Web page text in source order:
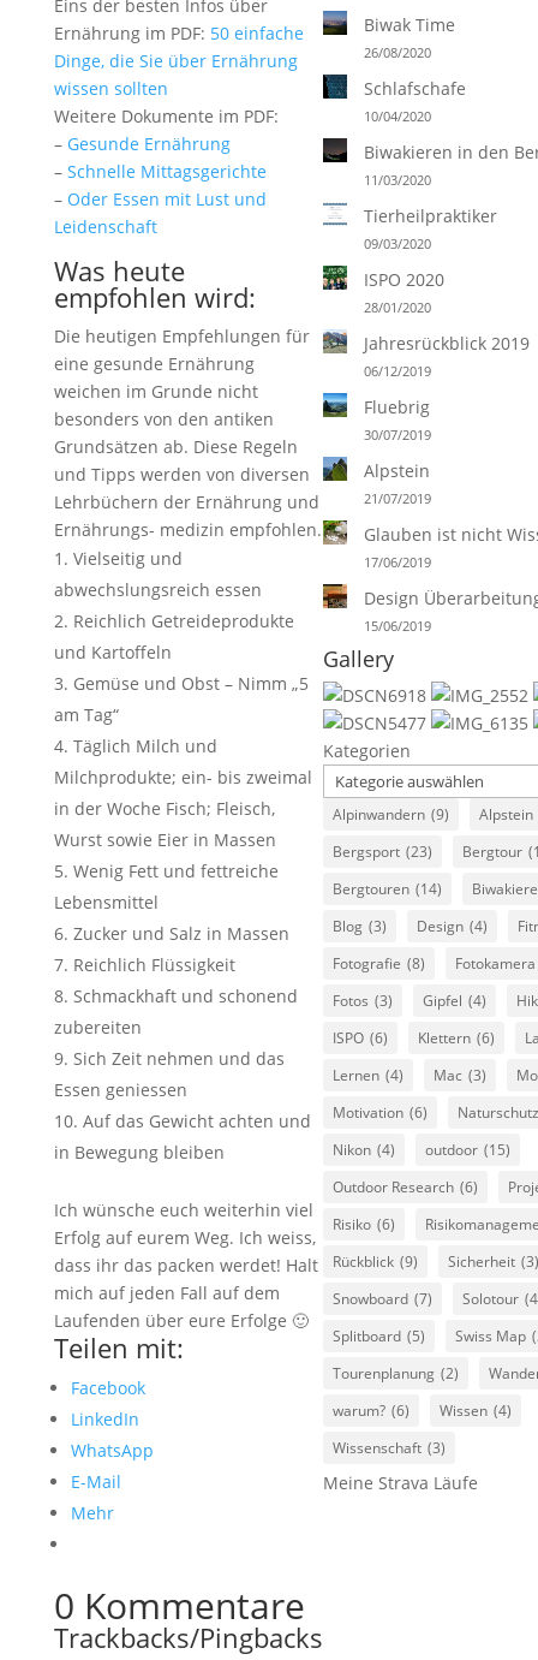
Eins der besten Infos über
Ernährung im PDF: 50 einfache
Dinge, die Sie über Ernährung
wissen sollten
Weitere Dokumente im PDF:
– Gesunde Ernährung
– Schnelle Mittagsgerichte
– Oder Essen mit Lust und
Leidenschaft
Was heute
empfohlen wird:
Die heutigen Empfehlungen für
eine gesunde Ernährung
weichen im Grunde nicht
besonders von den antiken
Grundsätzen ab. Diese Regeln
und Tipps werden von diversen
Lehrbüchern der Ernährung und
Ernährungs- medizin empfohlen.
Vielseitig und
abwechslungsreich essen
Reichlich Getreideprodukte
und Kartoffeln
Gemüse und Obst – Nimm „5
am Tag“
Täglich Milch und
Milchprodukte; ein- bis zweimal
in der Woche Fisch; Fleisch,
Wurst sowie Eier in Massen
Wenig Fett und fettreiche
Lebensmittel
Zucker und Salz in Massen
Reichlich Flüssigkeit
Schmackhaft und schonend
zubereiten
Sich Zeit nehmen und das
Essen geniessen
Auf das Gewicht achten und
in Bewegung bleiben
Ich wünsche euch weiterhin viel
Erfolg auf eurem Weg. Ich weiss,
dass ihr das packen werdet! Halt
mich auf jeden Fall auf dem
Laufenden über eure Erfolge 🙂
Teilen mit:
Facebook
LinkedIn
WhatsApp
E-Mail
Mehr
0 Kommentare
Trackbacks/Pingbacks
Biwak Time
26/08/2020
Schlafschafe
10/04/2020
Biwakieren in den
11/03/2020
Tierheilpraktiker
09/03/2020
ISPO 2020
28/01/2020
Jahresrückblick 2019
06/12/2019
Fluebrig
30/07/2019
Alpstein
21/07/2019
Glauben ist nicht
17/06/2019
Design
15/06/2019
Gallery
Kategorien
Alpinwandern (9)
Alpstein
Bergsport (23) Bergtour
Bergtouren (14)
Blog (3) Design (4)
Fotografie (8)
Fotokamera
Fotos (3) Gipfel (4)
ISPO (6) Klettern (6)
Lernen (4) Mac (3)
Motivation (6)
Naturschutz
Nikon (4) outdoor (15)
Outdoor Research (6)
Risiko (6)
Rückblick (9) Sicherheit (3)
Snowboard (7) Solotour
Splitboard (5) Swiss Map
Tourenplanung (2)
warum? (6) Wissen (4)
Wissenschaft (3)
Meine Strava Läufe